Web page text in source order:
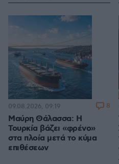
Μαύρη Θάλασσα: Η
Τουρκία βάζει «φρένο»
στα πλοία μετά το κύμα
επιθέσεων
09.08.2026, 09:19 8